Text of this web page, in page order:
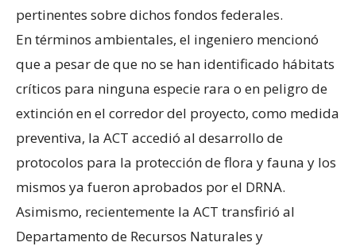
pertinentes sobre dichos fondos federales.
En términos ambientales, el ingeniero mencionó
que a pesar de que no se han identificado hábitats
críticos para ninguna especie rara o en peligro de
extinción en el corredor del proyecto, como medida
preventiva, la ACT accedió al desarrollo de
protocolos para la protección de flora y fauna y los
mismos ya fueron aprobados por el DRNA.
Asimismo, recientemente la ACT transfirió al
Departamento de Recursos Naturales y